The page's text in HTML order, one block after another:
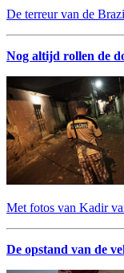
De terreur van de
Nog altijd rollen de
Met fotos van Kadir
De opstand van de